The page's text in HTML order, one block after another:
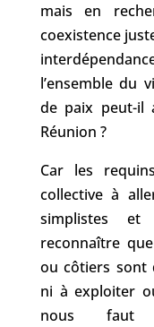
mais en
coexistence
l’ensemble du
de paix peut-il
Réunion ?
Car les
collective à
simplistes et
reconnaître
ou côtiers sont
ni à exploiter
nous faut